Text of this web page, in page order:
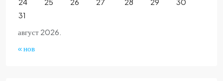
август 2026.
31
« нов